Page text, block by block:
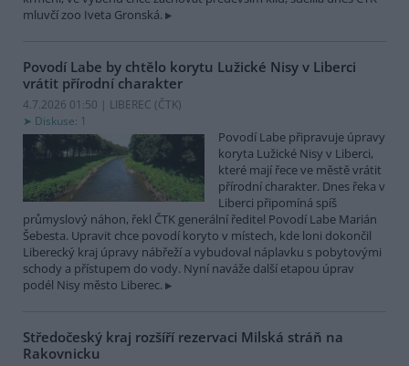
mluvčí zoo Iveta Gronská.
Povodí Labe by chtělo korytu Lužické Nisy v Liberci
vrátit přírodní charakter
4.7.2026 01:50 | LIBEREC (ČTK)
Diskuse: 1
Povodí Labe připravuje úpravy
koryta Lužické Nisy v Liberci,
které mají řece ve městě vrátit
přírodní charakter. Dnes řeka v
Liberci připomíná spíš
průmyslový náhon, řekl ČTK generální ředitel Povodí Labe Marián
Šebesta. Upravit chce povodí koryto v místech, kde loni dokončil
Liberecký kraj úpravy nábřeží a vybudoval náplavku s pobytovými
schody a přístupem do vody. Nyní naváže další etapou úprav
podél Nisy město Liberec.
Středočeský kraj rozšíří rezervaci Milská stráň na
Rakovnicku